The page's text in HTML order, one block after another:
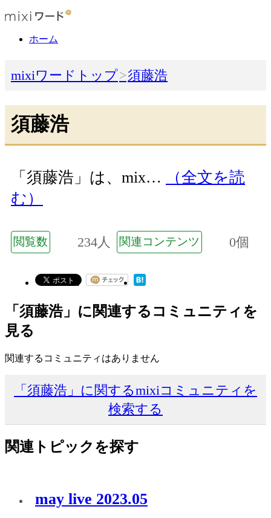
ホーム
mixiワードトップ 須藤浩
須藤浩
「須藤浩」は、mix…
（全文を読
む）
閲覧数 234人 関連コンテンツ 0個
「須藤浩」に関連するコミュニティを
見る
関連するコミュニティはありません
「須藤浩」に関するmixiコミュニティを
検索する
関連トピックを探す
may live 2023.05